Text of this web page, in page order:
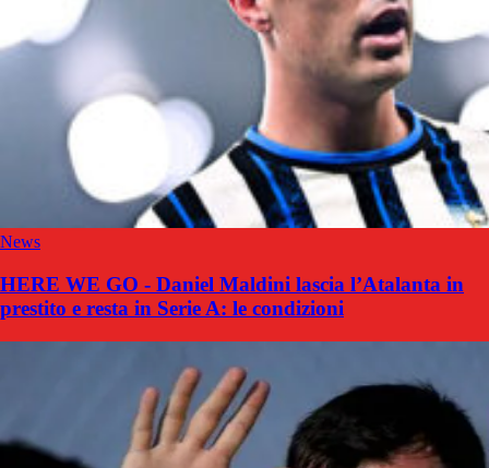
News
HERE WE GO - Daniel Maldini lascia l’Atalanta in
prestito e resta in Serie A: le condizioni